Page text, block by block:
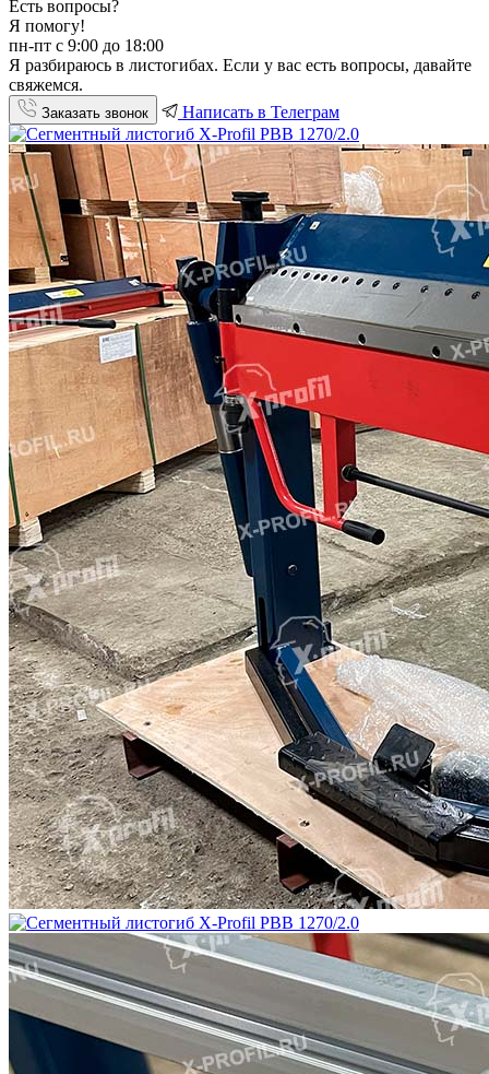
Есть вопросы?
Я помогу!
пн-пт с 9:00 до 18:00
Я разбираюсь в листогибах. Если у вас есть вопросы, давайте
свяжемся.
Заказать звонок Написать в Телеграм